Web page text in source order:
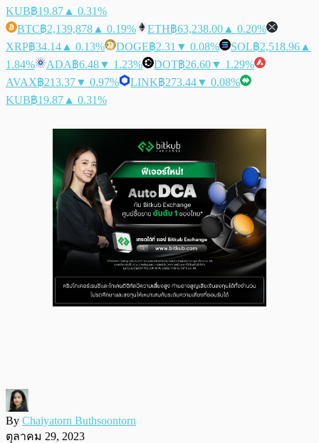
KUB฿19.87 ▲ 0.31%
BTC฿2,139,878 ▲ 0.19% ETH฿63,238.00 ▲ 0.20%
XRP฿34.14 ▲ 0.13% DOGE฿2.31 ▼ 0.08% SOL฿2,518.96 ▲
1.84%
ADA฿6.48▼ 1.23% DOT฿26.60▼ 1.29%
AVAX฿213.37▼ 0.97% LINK฿273.44▼ 0.08%
KUB฿19.87 ▲ 0.31%
By Chaiyatorn Buthsoontorn
ตุลาคม 29, 2023